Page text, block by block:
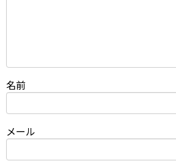
名前
メール